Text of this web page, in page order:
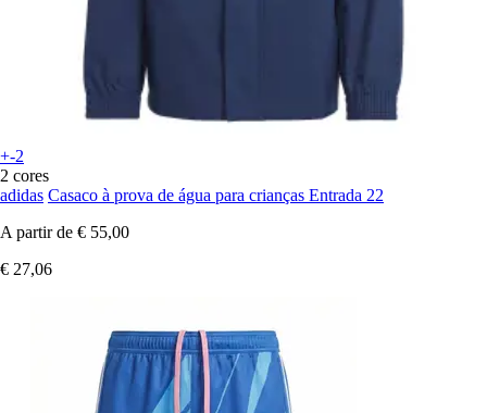
+-2
2 cores
adidas Casaco à prova de água para crianças Entrada 22
A partir de € 55,00
€ 27,06